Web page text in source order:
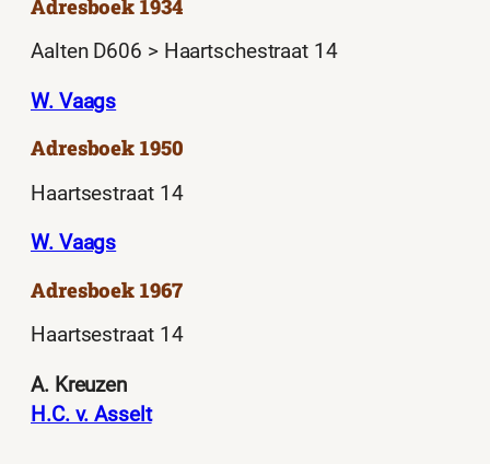
Adresboek 1934
Aalten D606 > Haartschestraat 14
W. Vaags
Adresboek 1950
Haartsestraat 14
W. Vaags
Adresboek 1967
Haartsestraat 14
A. Kreuzen
H.C. v. Asselt